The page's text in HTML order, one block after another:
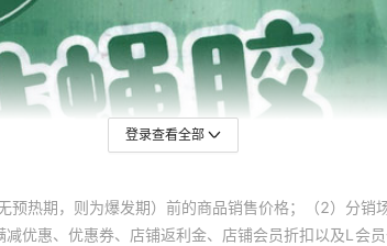
登录查看全部
预热期，则为爆发期）前的商品销售价格；（2）分
优惠、优惠券、店铺返利金、店铺会员折扣以及L会